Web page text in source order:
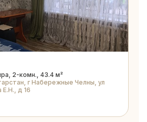
2-комн., 43.4 м²
г Набережные Челны, ул
Е.Н., д 16